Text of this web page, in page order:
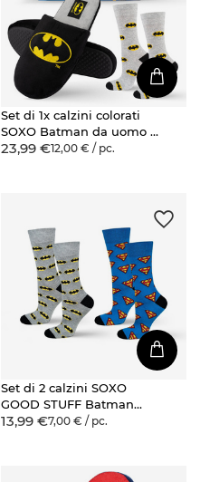
Set di 1x calzini colorati
SOXO Batman da uomo e
1x pantofole Batman da
23,99 €12,00 € / pc.
Set di 2 calzini SOXO
GOOD STUFF Batman
Superman DC Comics
13,99 €7,00 € / pc.